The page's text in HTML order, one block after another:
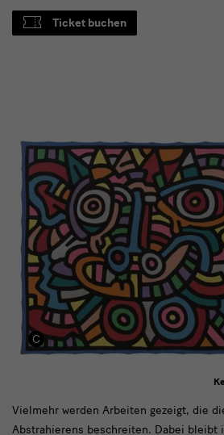
Ticket buchen
Vielmehr
Vielmehr werden Arbeiten gezeigt, die
Abstrahierens beschreiten. Dabei bleibt